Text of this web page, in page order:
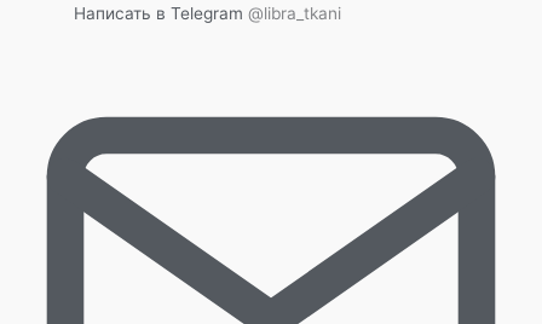
Написать в Telegram @libra_tkani